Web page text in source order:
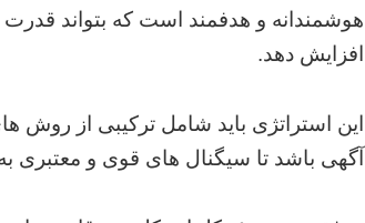
هوشمندانه و هدفمند است که بتواند
افزایش دهد.
این استراتژی باید شامل ترکیبی از روش
آگهی باشد تا سیگنال های قوی و معتبری